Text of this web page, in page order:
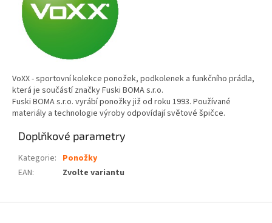
VoXX - sportovní kolekce ponožek, podkolenek a funkčního prádla,
která je součástí značky Fuski BOMA s.r.o.
Fuski BOMA s.r.o. vyrábí ponožky již od roku 1993. Používané
materiály a technologie výroby odpovídají světové špičce.
Doplňkové parametry
Kategorie: Ponožky
EAN: Zvolte variantu